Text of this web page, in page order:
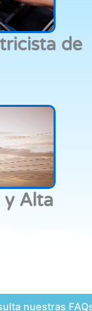
de
y Alta
nuestras